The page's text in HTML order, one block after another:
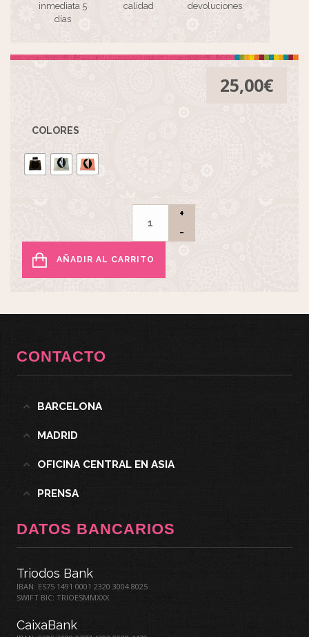
inmediata 5
días
calidad
devoluciones
25,00€
COLORES
AÑADIR AL CARRITO
CONTACTO
BARCELONA
MADRID
OFICINA CENTRAL EN ASIA
PRENSA
DATOS BANCARIOS
Triodos Bank
IBAN: ES75 1491 0001 2320 3004 8025
SWIFT BIC: TRIOESMMXXX
CaixaBank